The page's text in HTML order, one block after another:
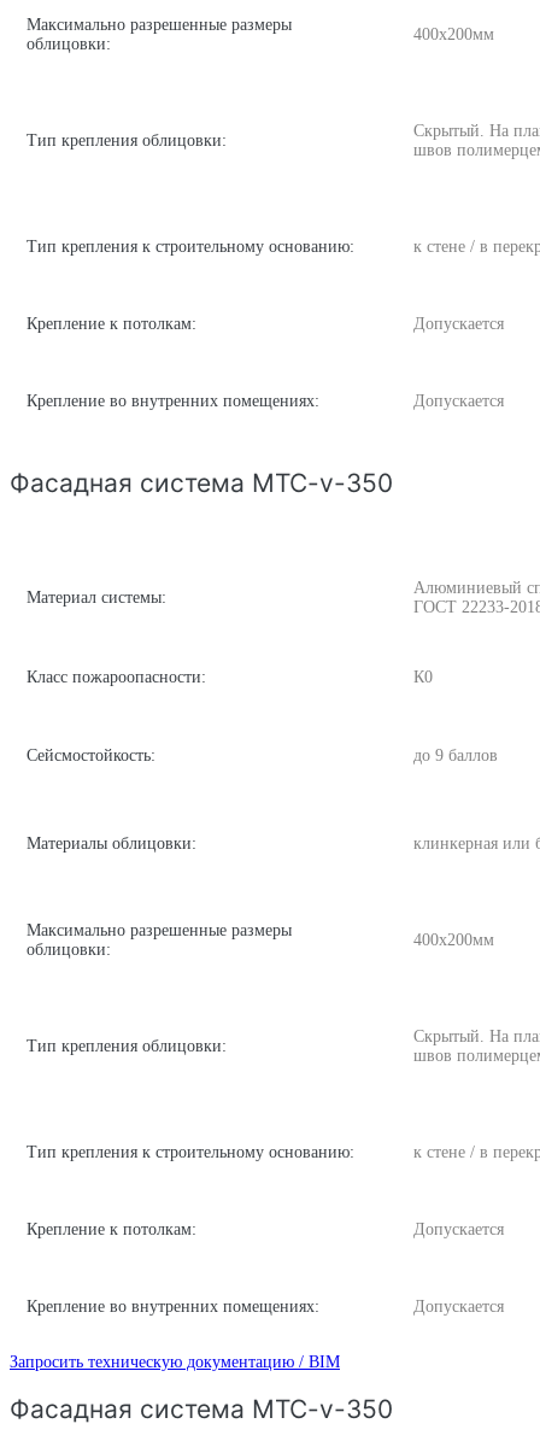
Максимально разрешенные размеры
облицовки:
400х200мм
Тип крепления облицовки:
Скрытый. На
швов
Тип крепления к строительному основанию: к стене / в
Крепление к потолкам: Допускается
Крепление во внутренних помещениях: Допускается
Фасадная система MTC-v-350
Материал системы:
Алюминиевый
ГОСТ 22233-
Класс пожароопасности: К0
Сейсмостойкость: до 9 баллов
Материалы облицовки: клинкерная или
Максимально разрешенные размеры
облицовки:
400х200мм
Тип крепления облицовки:
Скрытый. На
швов
Тип крепления к строительному основанию: к стене / в
Крепление к потолкам: Допускается
Крепление во внутренних помещениях: Допускается
Запросить техническую документацию / BIM
Фасадная система MTC-v-350